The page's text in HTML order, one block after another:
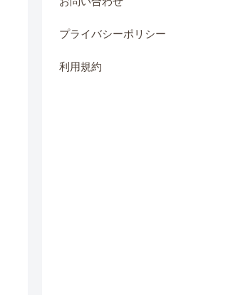
プライバシーポリシー
利用規約